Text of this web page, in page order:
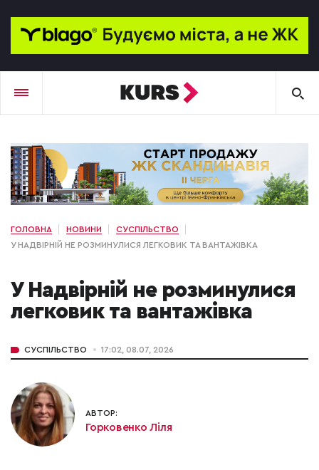
ГОЛОВНА НОВИНИ
СУСПІЛЬСТВО
У НАДВІРНІЙ НЕ РОЗМИНУЛИСЯ ЛЕГКОВИК ТА ВАНТАЖІВКА
У Надвірній не розминулися
легковик та вантажівка
СУСПІЛЬСТВО 17:02, 08.07, 2026
АВТОР:
Горковенко Ліля